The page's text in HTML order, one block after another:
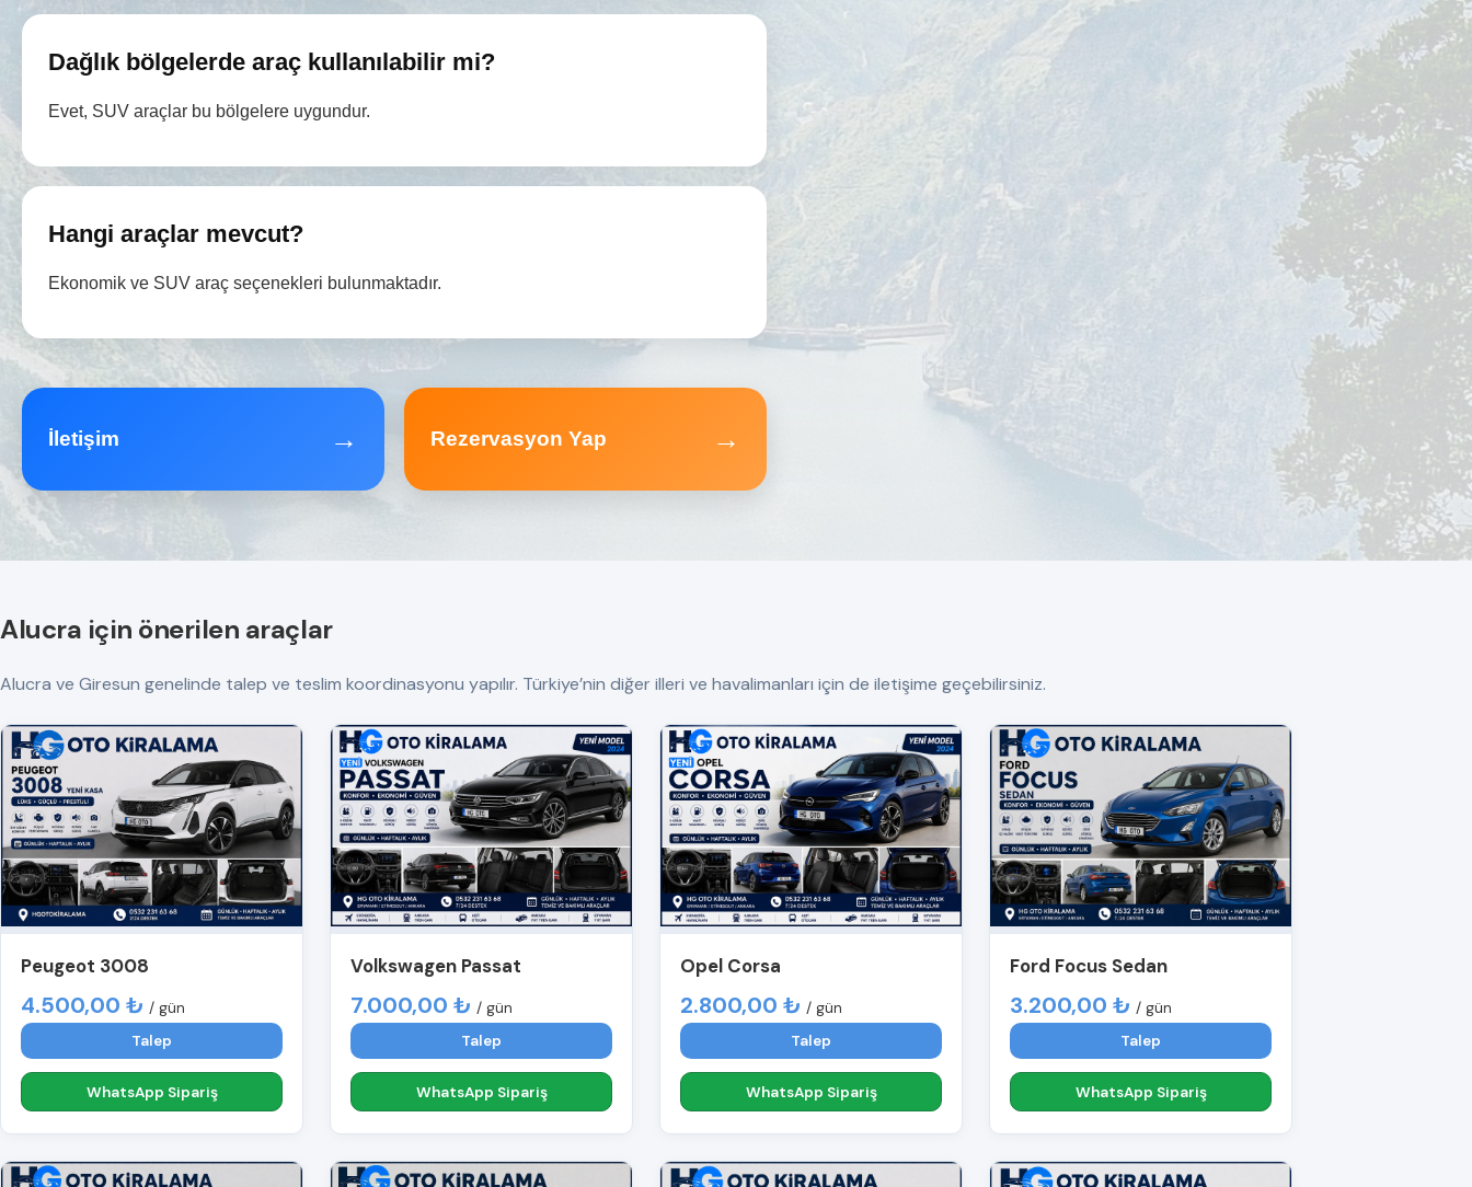
Dağlık bölgelerde araç kullanılabilir mi?
Evet, SUV araçlar bu bölgelere uygundur.
Hangi araçlar mevcut?
Ekonomik ve SUV araç seçenekleri bulunmaktadır.
İletişim → Rezervasyon Yap →
Alucra için önerilen araçlar
Alucra ve Giresun genelinde talep ve teslim koordinasyonu yapılır. Türkiye’nin diğer illeri ve havalimanları için de iletişime geçebilirsiniz.
Peugeot 3008
4.500,00 ₺ / gün
Talep
WhatsApp Sipariş
Volkswagen Passat
7.000,00 ₺ / gün
Talep
WhatsApp Sipariş
Opel Corsa
2.800,00 ₺ / gün
Talep
WhatsApp Sipariş
Ford Focus Sedan
3.200,00 ₺ / gün
Talep
WhatsApp Sipariş